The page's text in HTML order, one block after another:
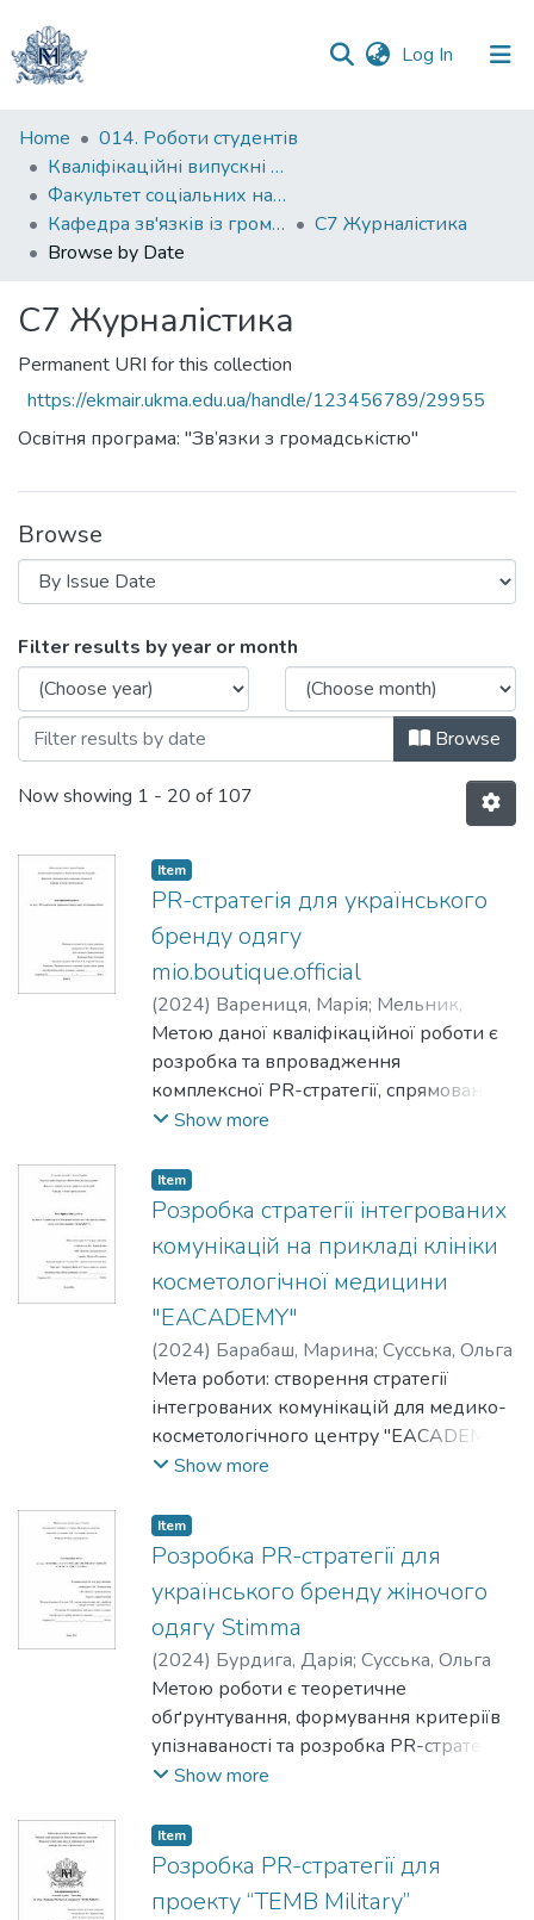
Log In (current)
Communities
&
Collections
All of DSpace
Home
014. Роботи студентів
Кваліфікаційні випускні роботи здобувачів вищої освіти бакалаврських програм
Факультет соціальних наук і соціальних технологій
Кафедра зв'язків із громадськістю
С7 Журналістика
Browse by Date
С7 Журналістика
Permanent URI for this collection
https://ekmair.ukma.edu.ua/handle/123456789/29955
Освітня програма: "Зв’язки з громадськістю"
Browse
Browsing С7 Журналістика by Issue
Filter results by year or month
Browse
Now showing 1 - 20 of 107
Item
PR-cтратегія для українського
бренду одягу
mio.boutique.official
(2024) Варениця, Марія; Мельник,
Анатолій
Метою даної кваліфікаційної роботи є
розробка та впровадження
комплексної PR-стратегії, спрямованої
на підвищення рівня впізнаваності
інтернет.
Show more
Item
Розробка стратегії інтегрованих
комунікацій на прикладі клініки
косметологічної медицини
"EACADEMY"
(2024) Барабаш, Марина; Сусська, Ольга
Мета роботи: створення стратегії
інтегрованих комунікацій для медико-
косметологічного центру "EACADEMY",
яку компанія зможе застосовувати
корегуванням в залежності від реакції
цільових аудиторій.
Show more
Item
Розробка PR-стратегії для
українського бренду жіночого
одягу Stimma
(2024) Бурдига, Дарія; Сусська, Ольга
Метою роботи є теоретичне
обґрунтування, формування критеріїв
упізнаваності та розробка PR-стратегії
як інструменту збільшення рівня
двосторонньої комунікації з
громадськістю для українського бренду
жіночого одягу Stimma.
Show more
Item
Розробка PR-стратегії для
проекту “TEMB Military”